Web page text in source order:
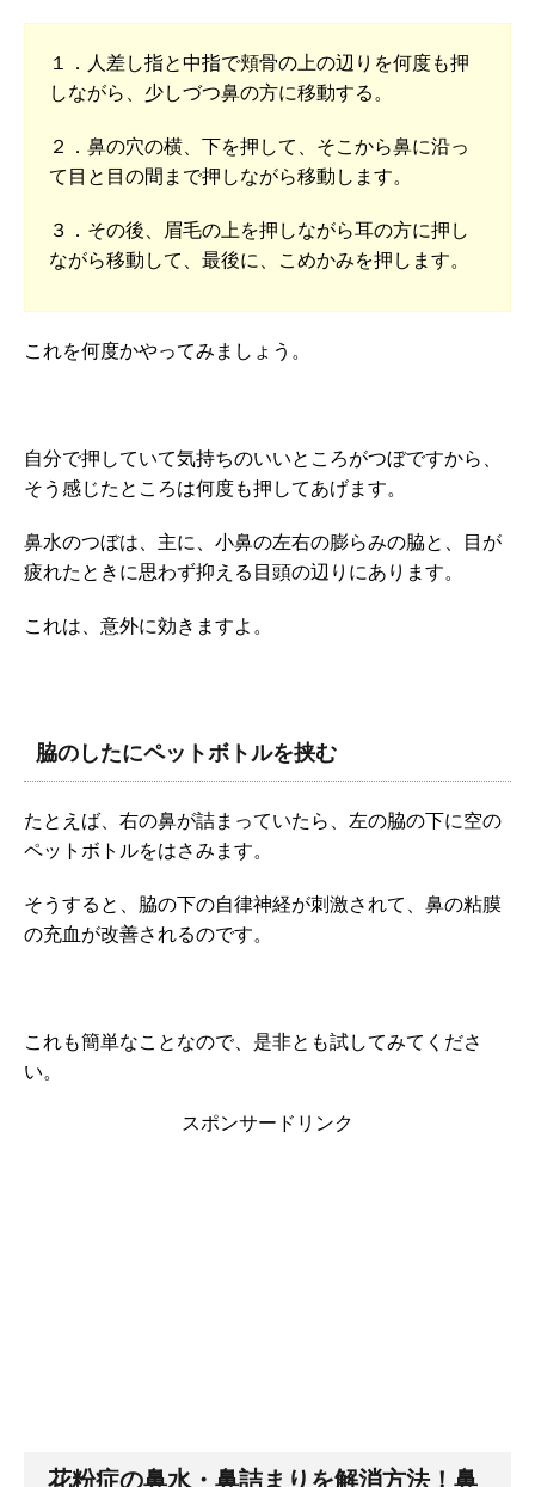
１．人差し指と中指で頬骨の上の辺りを何度も押
しながら、少しづつ鼻の方に移動する。
２．鼻の穴の横、下を押して、そこから鼻に沿っ
て目と目の間まで押しながら移動します。
３．その後、眉毛の上を押しながら耳の方に押し
ながら移動して、最後に、こめかみを押します。
これを何度かやってみましょう。
自分で押していて気持ちのいいところがつぼですから、
そう感じたところは何度も押してあげます。
鼻水のつぼは、主に、小鼻の左右の膨らみの脇と、目が
疲れたときに思わず抑える目頭の辺りにあります。
これは、意外に効きますよ。
脇のしたにペットボトルを挟む
たとえば、右の鼻が詰まっていたら、左の脇の下に空の
ペットボトルをはさみます。
そうすると、脇の下の自律神経が刺激されて、鼻の粘膜
の充血が改善されるのです。
これも簡単なことなので、是非とも試してみてくださ
い。
スポンサードリンク
花粉症の鼻水・鼻詰まりを解消方法！鼻